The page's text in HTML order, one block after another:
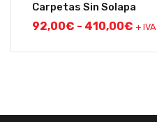
Carpetas Sin Solapa
92,00€ - 410,00€ + IVA